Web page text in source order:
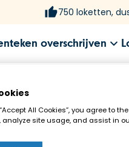
750 loketten,
overschrijven
All Cookies”, you agree to
site usage, and assist in